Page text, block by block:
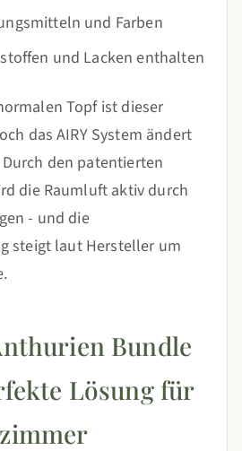
und Farben
und Lacken enthalten
Topf ist dieser
das AIRY System ändert
den patentierten
die Raumluft aktiv durch
- und die
steigt laut Hersteller um
Bundle
Lösung für